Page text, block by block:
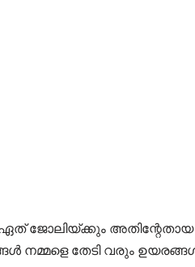
ഏത് ജോലിയ്ക്കും
നമ്മളെ തേടി വരും